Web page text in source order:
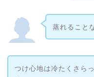
蒸れること
つけ心地は冷たくさら